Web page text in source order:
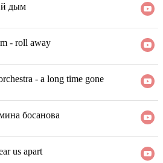
дым
- roll away
- a long time gone
босанова
us apart